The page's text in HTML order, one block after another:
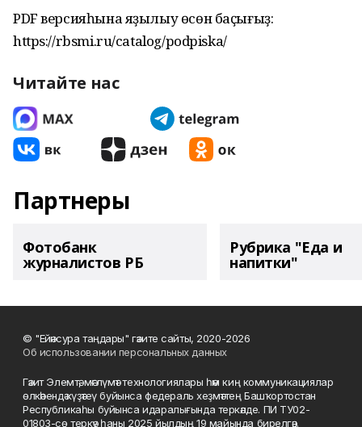
PDF версияһына яҙылыу өсөн баҫығыҙ:
https://rbsmi.ru/catalog/podpiska/
Читайте нас
Партнеры
Фотобанк
журналистов РБ
Рубрика "Еда и
напитки"
© "Ейәнсура таңдары" гәзите сайты, 2020-2026
Об использовании персональных данных
Гәзит Элемтә, мәғлүмәт технологиялары һәм киң коммуникациялар
өлкәһендә күҙәтеү буйынса федераль хеҙмәттең Башҡортостан
Республикаһы буйынса идаралығында теркәлде. ПИ ТУ02-
01803-сө теркәү һаны 2025 йылдың 19 майында бирелгән.